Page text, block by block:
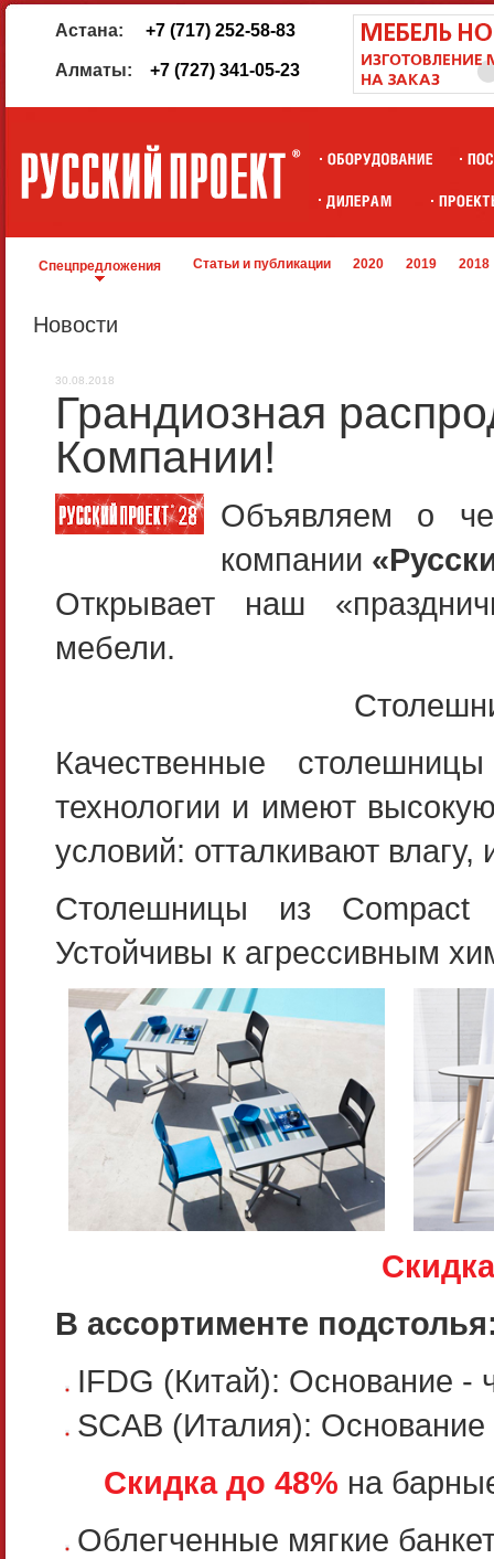
Астана: +7 (717) 252-58-83
Алматы: +7 (727) 341-05-23
Спецпредложения Статьи и публикации 2020 2019 2018
Новости
30.08.2018
Грандиозная
Компании!
Объявляем о
компании
Открывает наш
мебели.
Качественные
технологии и имеют
условий: отталкивают
Столешницы из Compact
Устойчивы к агрессивным
В ассортименте
IFDG (Китай): Основание -
SCAB (Италия):
Скидка до 48% на
Облегченные мягкие